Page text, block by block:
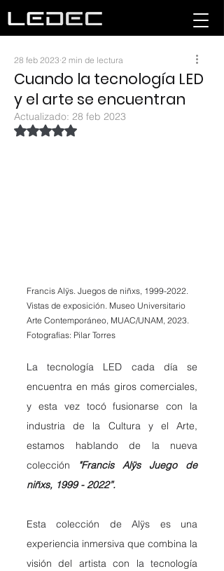
Cuando la tecnología LED
y el arte se encuentran
28 feb 2023 2 min de lectura
Actualizado: 28 feb 2023
Obtuvo NaN de 5 estrellas.
Francis Alÿs. Juegos de niñxs, 1999-2022.
Vistas de exposición. Museo Universitario
Arte Contemporáneo, MUAC/UNAM, 2023.
Fotografías: Pilar Torres
La tecnología LED cada día se
encuentra en más giros comerciales,
y esta vez tocó fusionarse con la
industria de la Cultura y el Arte,
estamos hablando de la nueva
colección
"Francis Alÿs Juego de
niñxs, 1999 - 2022”.
Esta colección de Alÿs es una
experiencia inmersiva que combina la
visión del artista con la tecnología